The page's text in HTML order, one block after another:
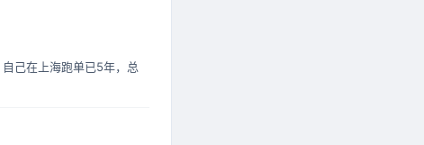
己在上海跑单已5年，总